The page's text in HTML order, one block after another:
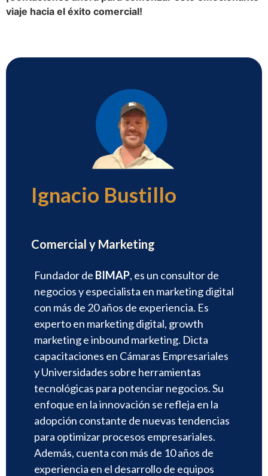
viaje hacia el éxito comercial!
Ignacio Bustillo
Comercial y Marketing
Fundador de BIMAP, es un consultor de
negocios y especialista en marketing digital
con más de 20 años de experiencia. Es
experto en marketing digital, growth
marketing e inbound marketing. Dicta
capacitaciones en Cámaras Empresariales
y Universidades sobre herramientas
tecnológicas para potenciar negocios. Su
enfoque en la innovación se refleja en la
adopción constante de nuevas tendencias
para optimizar procesos empresariales.
Además, cuenta con más de 10 años de
experiencia en el desarrollo de equipos